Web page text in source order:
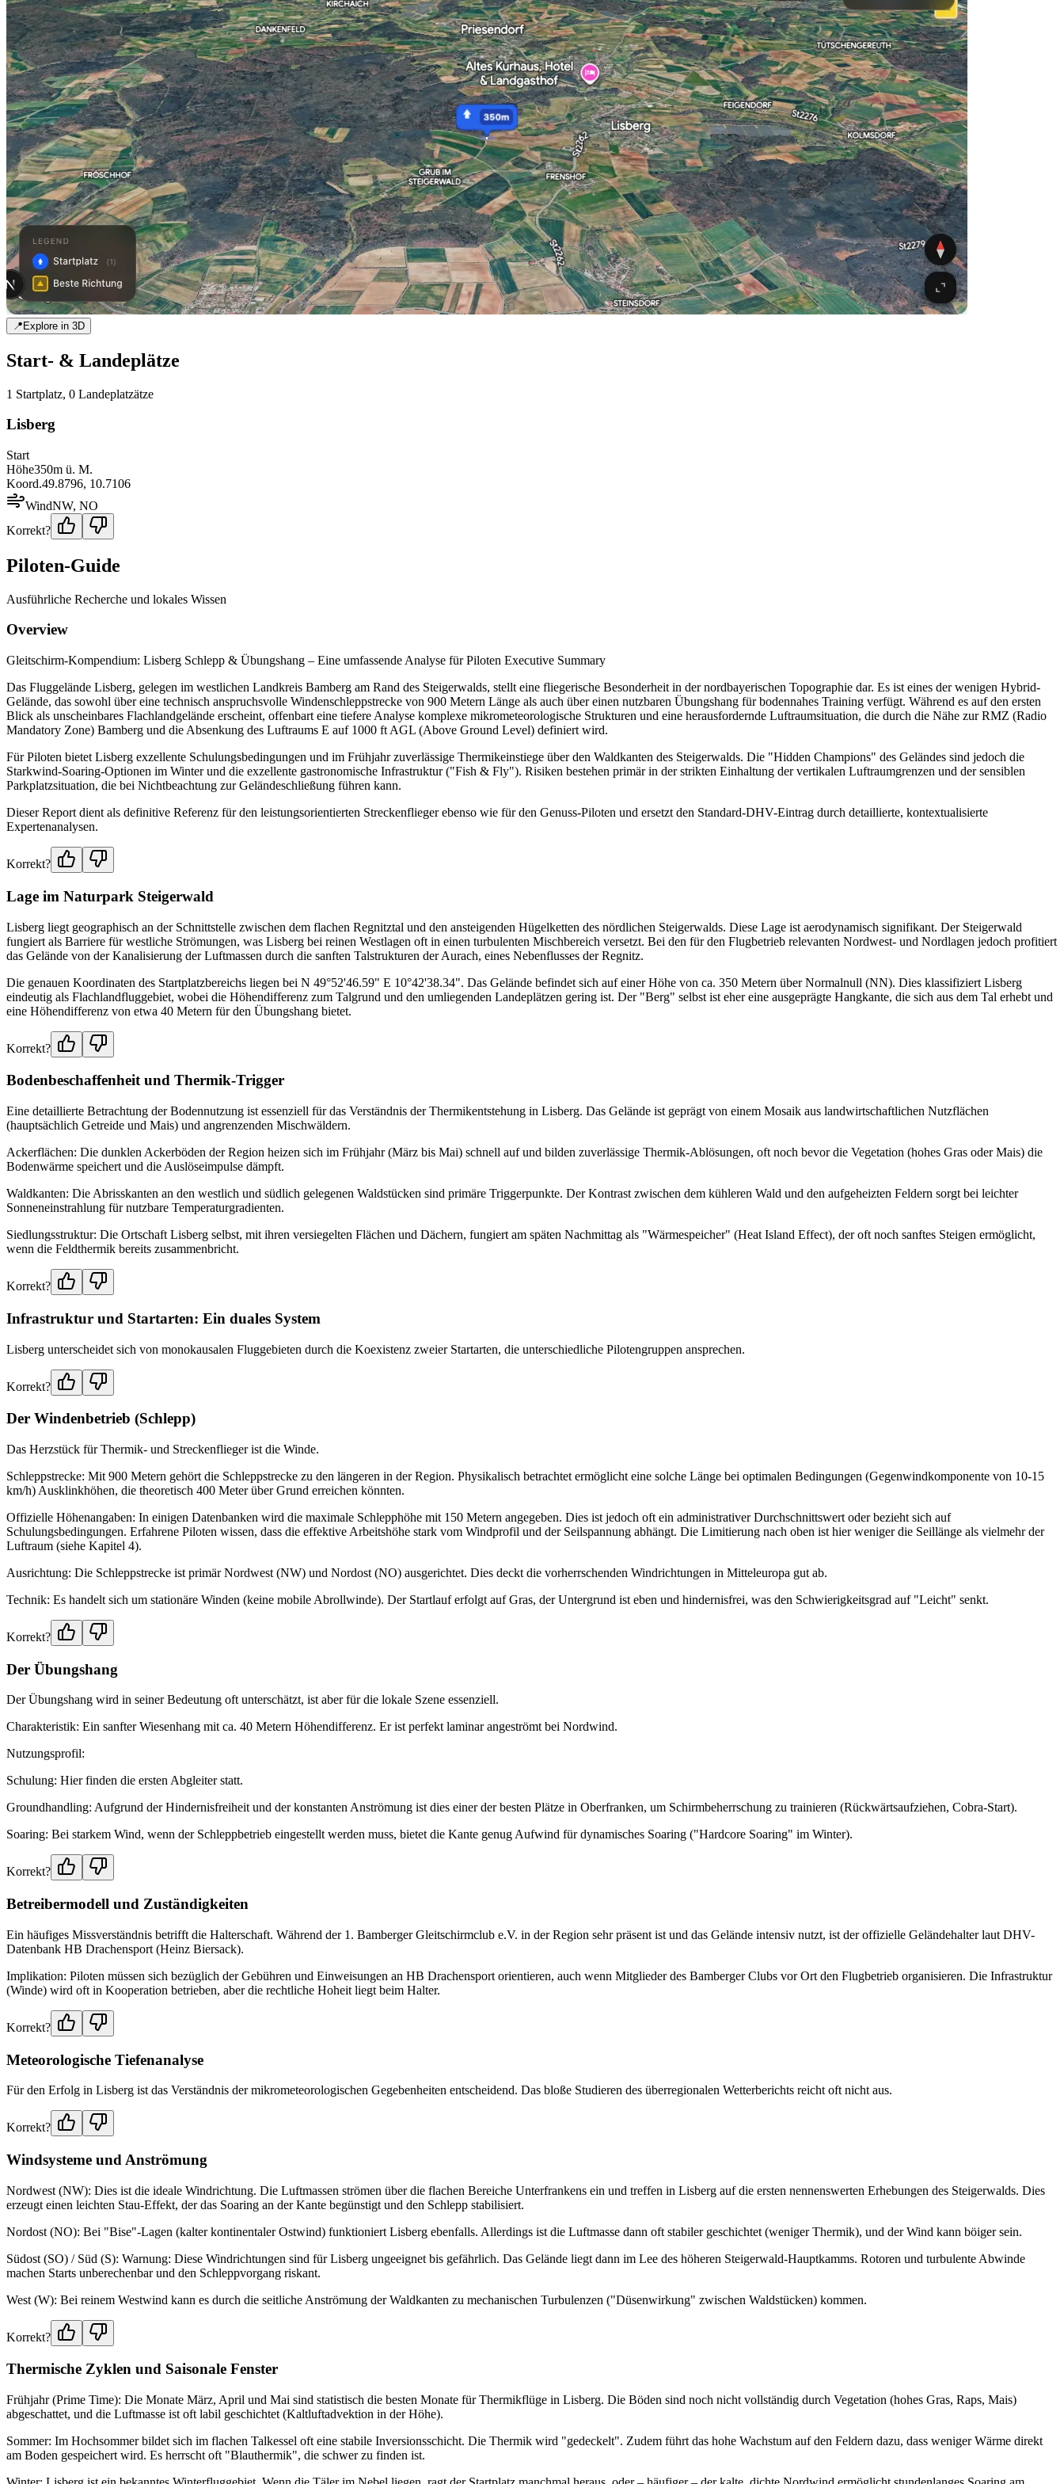
📍Explore in 3D
Start- & Landeplätze
1 Startplatz, 0 Landeplatzätze
Lisberg
Start
Höhe350m ü. M.
Koord.49.8796, 10.7106
WindNW, NO
Korrekt?
Piloten-Guide
Ausführliche Recherche und lokales Wissen
Overview
Gleitschirm-Kompendium: Lisberg Schlepp & Übungshang – Eine umfassende Analyse für Piloten Executive Summary
Das Fluggelände Lisberg, gelegen im westlichen Landkreis Bamberg am Rand des Steigerwalds, stellt eine fliegerische Besonderheit in der nordbayerischen Topographie dar. Es ist eines der wenigen Hybrid-
Gelände, das sowohl über eine technisch anspruchsvolle Windenschleppstrecke von 900 Metern Länge als auch über einen nutzbaren Übungshang für bodennahes Training verfügt. Während es auf den ersten
Blick als unscheinbares Flachlandgelände erscheint, offenbart eine tiefere Analyse komplexe mikrometeorologische Strukturen und eine herausfordernde Luftraumsituation, die durch die Nähe zur RMZ (Radio
Mandatory Zone) Bamberg und die Absenkung des Luftraums E auf 1000 ft AGL (Above Ground Level) definiert wird.
Für Piloten bietet Lisberg exzellente Schulungsbedingungen und im Frühjahr zuverlässige Thermikeinstiege über den Waldkanten des Steigerwalds. Die "Hidden Champions" des Geländes sind jedoch die
Starkwind-Soaring-Optionen im Winter und die exzellente gastronomische Infrastruktur ("Fish & Fly"). Risiken bestehen primär in der strikten Einhaltung der vertikalen Luftraumgrenzen und der sensiblen
Parkplatzsituation, die bei Nichtbeachtung zur Geländeschließung führen kann.
Dieser Report dient als definitive Referenz für den leistungsorientierten Streckenflieger ebenso wie für den Genuss-Piloten und ersetzt den Standard-DHV-Eintrag durch detaillierte, kontextualisierte
Expertenanalysen.
Korrekt?
Lage im Naturpark Steigerwald
Lisberg liegt geographisch an der Schnittstelle zwischen dem flachen Regnitztal und den ansteigenden Hügelketten des nördlichen Steigerwalds. Diese Lage ist aerodynamisch signifikant. Der Steigerwald
fungiert als Barriere für westliche Strömungen, was Lisberg bei reinen Westlagen oft in einen turbulenten Mischbereich versetzt. Bei den für den Flugbetrieb relevanten Nordwest- und Nordlagen jedoch profitiert
das Gelände von der Kanalisierung der Luftmassen durch die sanften Talstrukturen der Aurach, eines Nebenflusses der Regnitz.
Die genauen Koordinaten des Startplatzbereichs liegen bei N 49°52'46.59" E 10°42'38.34". Das Gelände befindet sich auf einer Höhe von ca. 350 Metern über Normalnull (NN). Dies klassifiziert Lisberg
eindeutig als Flachlandfluggebiet, wobei die Höhendifferenz zum Talgrund und den umliegenden Landeplätzen gering ist. Der "Berg" selbst ist eher eine ausgeprägte Hangkante, die sich aus dem Tal erhebt und
eine Höhendifferenz von etwa 40 Metern für den Übungshang bietet.
Korrekt?
Bodenbeschaffenheit und Thermik-Trigger
Eine detaillierte Betrachtung der Bodennutzung ist essenziell für das Verständnis der Thermikentstehung in Lisberg. Das Gelände ist geprägt von einem Mosaik aus landwirtschaftlichen Nutzflächen
(hauptsächlich Getreide und Mais) und angrenzenden Mischwäldern.
Ackerflächen: Die dunklen Ackerböden der Region heizen sich im Frühjahr (März bis Mai) schnell auf und bilden zuverlässige Thermik-Ablösungen, oft noch bevor die Vegetation (hohes Gras oder Mais) die
Bodenwärme speichert und die Auslöseimpulse dämpft.
Waldkanten: Die Abrisskanten an den westlich und südlich gelegenen Waldstücken sind primäre Triggerpunkte. Der Kontrast zwischen dem kühleren Wald und den aufgeheizten Feldern sorgt bei leichter
Sonneneinstrahlung für nutzbare Temperaturgradienten.
Siedlungsstruktur: Die Ortschaft Lisberg selbst, mit ihren versiegelten Flächen und Dächern, fungiert am späten Nachmittag als "Wärmespeicher" (Heat Island Effect), der oft noch sanftes Steigen ermöglicht,
wenn die Feldthermik bereits zusammenbricht.
Korrekt?
Infrastruktur und Startarten: Ein duales System
Lisberg unterscheidet sich von monokausalen Fluggebieten durch die Koexistenz zweier Startarten, die unterschiedliche Pilotengruppen ansprechen.
Korrekt?
Der Windenbetrieb (Schlepp)
Das Herzstück für Thermik- und Streckenflieger ist die Winde.
Schleppstrecke: Mit 900 Metern gehört die Schleppstrecke zu den längeren in der Region. Physikalisch betrachtet ermöglicht eine solche Länge bei optimalen Bedingungen (Gegenwindkomponente von 10-15
km/h) Ausklinkhöhen, die theoretisch 400 Meter über Grund erreichen könnten.
Offizielle Höhenangaben: In einigen Datenbanken wird die maximale Schlepphöhe mit 150 Metern angegeben. Dies ist jedoch oft ein administrativer Durchschnittswert oder bezieht sich auf
Schulungsbedingungen. Erfahrene Piloten wissen, dass die effektive Arbeitshöhe stark vom Windprofil und der Seilspannung abhängt. Die Limitierung nach oben ist hier weniger die Seillänge als vielmehr der
Luftraum (siehe Kapitel 4).
Ausrichtung: Die Schleppstrecke ist primär Nordwest (NW) und Nordost (NO) ausgerichtet. Dies deckt die vorherrschenden Windrichtungen in Mitteleuropa gut ab.
Technik: Es handelt sich um stationäre Winden (keine mobile Abrollwinde). Der Startlauf erfolgt auf Gras, der Untergrund ist eben und hindernisfrei, was den Schwierigkeitsgrad auf "Leicht" senkt.
Korrekt?
Der Übungshang
Der Übungshang wird in seiner Bedeutung oft unterschätzt, ist aber für die lokale Szene essenziell.
Charakteristik: Ein sanfter Wiesenhang mit ca. 40 Metern Höhendifferenz. Er ist perfekt laminar angeströmt bei Nordwind.
Nutzungsprofil:
Schulung: Hier finden die ersten Abgleiter statt.
Groundhandling: Aufgrund der Hindernisfreiheit und der konstanten Anströmung ist dies einer der besten Plätze in Oberfranken, um Schirmbeherrschung zu trainieren (Rückwärtsaufziehen, Cobra-Start).
Soaring: Bei starkem Wind, wenn der Schleppbetrieb eingestellt werden muss, bietet die Kante genug Aufwind für dynamisches Soaring ("Hardcore Soaring" im Winter).
Korrekt?
Betreibermodell und Zuständigkeiten
Ein häufiges Missverständnis betrifft die Halterschaft. Während der 1. Bamberger Gleitschirmclub e.V. in der Region sehr präsent ist und das Gelände intensiv nutzt, ist der offizielle Geländehalter laut DHV-
Datenbank HB Drachensport (Heinz Biersack).
Implikation: Piloten müssen sich bezüglich der Gebühren und Einweisungen an HB Drachensport orientieren, auch wenn Mitglieder des Bamberger Clubs vor Ort den Flugbetrieb organisieren. Die Infrastruktur
(Winde) wird oft in Kooperation betrieben, aber die rechtliche Hoheit liegt beim Halter.
Korrekt?
Meteorologische Tiefenanalyse
Für den Erfolg in Lisberg ist das Verständnis der mikrometeorologischen Gegebenheiten entscheidend. Das bloße Studieren des überregionalen Wetterberichts reicht oft nicht aus.
Korrekt?
Windsysteme und Anströmung
Nordwest (NW): Dies ist die ideale Windrichtung. Die Luftmassen strömen über die flachen Bereiche Unterfrankens ein und treffen in Lisberg auf die ersten nennenswerten Erhebungen des Steigerwalds. Dies
erzeugt einen leichten Stau-Effekt, der das Soaring an der Kante begünstigt und den Schlepp stabilisiert.
Nordost (NO): Bei "Bise"-Lagen (kalter kontinentaler Ostwind) funktioniert Lisberg ebenfalls. Allerdings ist die Luftmasse dann oft stabiler geschichtet (weniger Thermik), und der Wind kann böiger sein.
Südost (SO) / Süd (S): Warnung: Diese Windrichtungen sind für Lisberg ungeeignet bis gefährlich. Das Gelände liegt dann im Lee des höheren Steigerwald-Hauptkamms. Rotoren und turbulente Abwinde
machen Starts unberechenbar und den Schleppvorgang riskant.
West (W): Bei reinem Westwind kann es durch die seitliche Anströmung der Waldkanten zu mechanischen Turbulenzen ("Düsenwirkung" zwischen Waldstücken) kommen.
Korrekt?
Thermische Zyklen und Saisonale Fenster
Frühjahr (Prime Time): Die Monate März, April und Mai sind statistisch die besten Monate für Thermikflüge in Lisberg. Die Böden sind noch nicht vollständig durch Vegetation (hohes Gras, Raps, Mais)
abgeschattet, und die Luftmasse ist oft labil geschichtet (Kaltluftadvektion in der Höhe).
Sommer: Im Hochsommer bildet sich im flachen Talkessel oft eine stabile Inversionsschicht. Die Thermik wird "gedeckelt". Zudem führt das hohe Wachstum auf den Feldern dazu, dass weniger Wärme direkt
am Boden gespeichert wird. Es herrscht oft "Blauthermik", die schwer zu finden ist.